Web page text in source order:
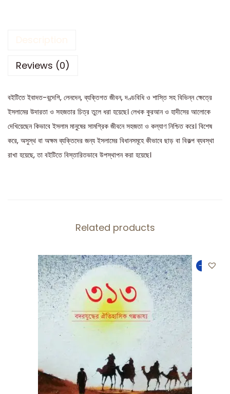
Reviews (0)
বইটিতে ইবাদত-বন্দেগি, লেনদেন, ব্যক্তিগত জীবন, দণ্ডবিধি ও শাস্তি সহ বিভিন্ন ক্ষেত্রে
ইসলামের উদারতা ও সহজতার চিত্র তুলে ধরা হয়েছে। লেখক কুরআন ও হাদীসের আলোকে
দেখিয়েছেন কিভাবে ইসলাম মানুষের সামগ্রিক জীবনে সহজতা ও কল্যাণ নিশ্চিত করে। বিশেষ
করে, অসুস্থ বা অক্ষম ব্যক্তিদের জন্য ইসলামের বিধানসমূহে কীভাবে ছাড় বা বিকল্প ব্যবস্থা
রাখা হয়েছে, তা বইটিতে বিস্তারিতভাবে উপস্থাপন করা হয়েছে।
Related products
-26%